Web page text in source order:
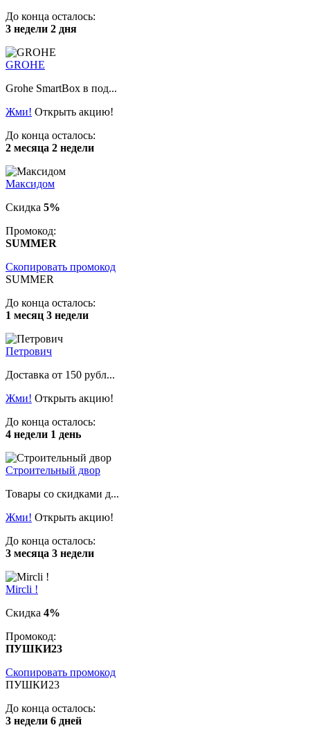
До конца осталось:
3 недели 2 дня
GROHE
Grohe SmartBox в под...
Жми! Открыть акцию!
До конца осталось:
2 месяца 2 недели
Максидом
Скидка 5%
Промокод:
SUMMER
Скопировать промокод
SUMMER
До конца осталось:
1 месяц 3 недели
Петрович
Доставка от 150 рубл...
Жми! Открыть акцию!
До конца осталось:
4 недели 1 день
Строительный двор
Товары со скидками д...
Жми! Открыть акцию!
До конца осталось:
3 месяца 3 недели
Mircli !
Скидка 4%
Промокод:
ПУШКИ23
Скопировать промокод
ПУШКИ23
До конца осталось:
3 недели 6 дней